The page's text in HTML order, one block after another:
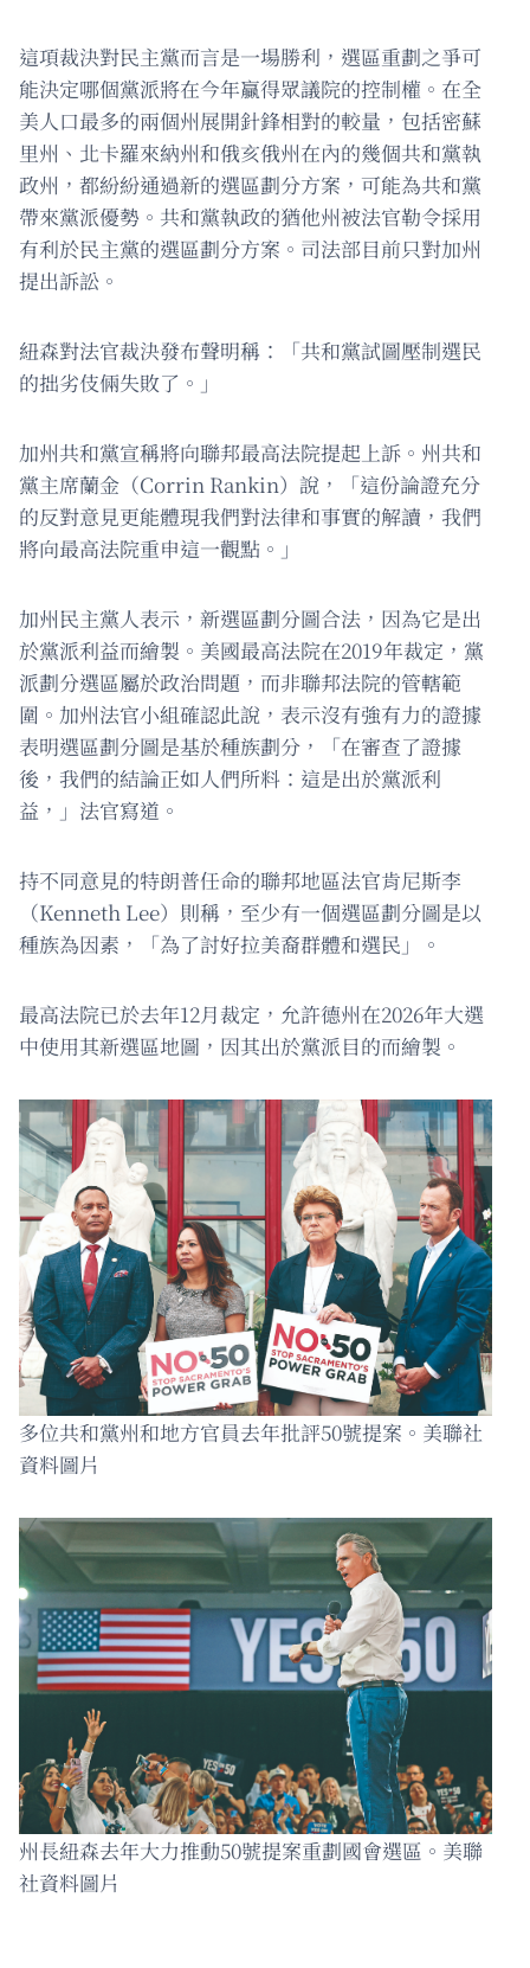
這項裁決對民主黨而言是一場勝利，選區重劃之爭可
能決定哪個黨派將在今年贏得眾議院的控制權。在全
美人口最多的兩個州展開針鋒相對的較量，包括密蘇
里州、北卡羅來納州和俄亥俄州在內的幾個共和黨執
政州，都紛紛通過新的選區劃分方案，可能為共和黨
帶來黨派優勢。共和黨執政的猶他州被法官勒令採用
有利於民主黨的選區劃分方案。司法部目前只對加州
提出訴訟。
紐森對法官裁決發布聲明稱：「共和黨試圖壓制選民
的拙劣伎倆失敗了。」
加州共和黨宣稱將向聯邦最高法院提起上訴。州共和
黨主席蘭金（Corrin Rankin）說，「這份論證充分
的反對意見更能體現我們對法律和事實的解讀，我們
將向最高法院重申這一觀點。」
加州民主黨人表示，新選區劃分圖合法，因為它是出
於黨派利益而繪製。美國最高法院在2019年裁定，黨
派劃分選區屬於政治問題，而非聯邦法院的管轄範
圍。加州法官小組確認此說，表示沒有強有力的證據
表明選區劃分圖是基於種族劃分，「在審查了證據
後，我們的結論正如人們所料：這是出於黨派利
益，」法官寫道。
持不同意見的特朗普任命的聯邦地區法官肯尼斯李
（Kenneth Lee）則稱，至少有一個選區劃分圖是以
種族為因素，「為了討好拉美裔群體和選民」。
最高法院已於去年12月裁定，允許德州在2026年大選
中使用其新選區地圖，因其出於黨派目的而繪製。
多位共和黨州和地方官員去年批評50號提案。美聯社
資料圖片
州長紐森去年大力推動50號提案重劃國會選區。美聯
社資料圖片